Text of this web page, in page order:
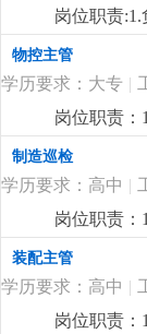
记、初步处
wod等办公
顾客满意度
守则外，心
优先考虑2.
责任心，办
以及语言表
岗位职责
掌握属员之
融入公司文
生产任务、
况，调控
施且督导实
中之自我品
执行，上报
之编制、
要求:1.1年
量控制及生
物控主管
学历要求：大专 |
岗位职责：
了解。4.负
历，电脑精
控制能力，
制造巡检
学历要求：高中 |
岗位职责：
悉酒店工程
装配主管
学历要求：高中 |
岗位职责：